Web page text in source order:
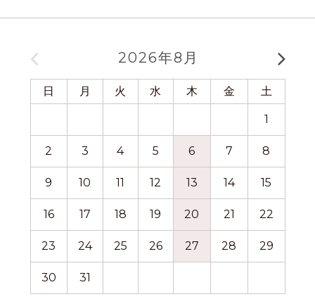
2026年8月
日 月 火 水 木 金 土
1
2 3 4 5 6 7 8
9 10 11 12 13 14 15
16 17 18 19 20 21 22
23 24 25 26 27 28 29
30 31